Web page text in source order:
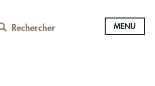
Rechercher MENU